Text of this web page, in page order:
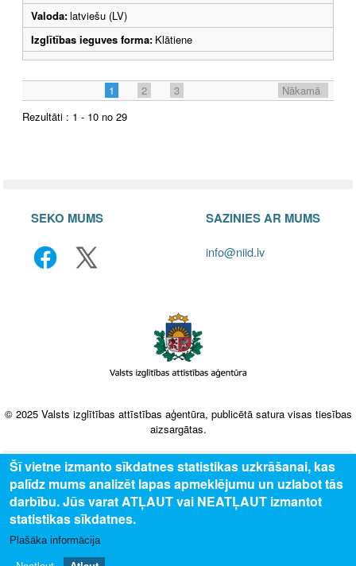
Valoda:latviešu (LV)
Izglītības ieguves forma: Klātiene
1 2 3
Nākamā
Rezultāti : 1 - 10 no 29
SEKO MUMS SAZINIES AR MUMS
info@niid.lv
© 2025 Valsts izglītības attīstības aģentūra, publicētā satura visas tiesības
aizsargātas.
Šī vietne izmanto sīkdatnes statistikas uzkrāšanai, kas
palīdz mums analizēt lapas apmeklējumu un uzlabot tās
darbību. Jūs varat ATĻAUT vai NEATĻAUT izmantot
statistikas sīkdatnes.
Plašāka informācija